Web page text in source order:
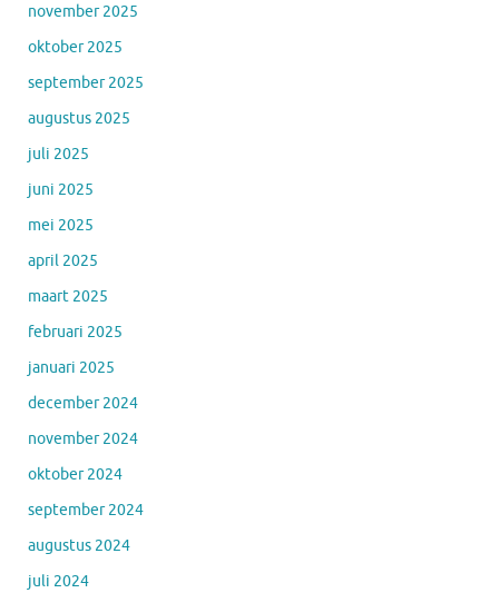
november 2025
oktober 2025
september 2025
augustus 2025
juli 2025
juni 2025
mei 2025
april 2025
maart 2025
februari 2025
januari 2025
december 2024
november 2024
oktober 2024
september 2024
augustus 2024
juli 2024